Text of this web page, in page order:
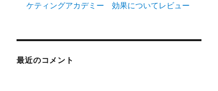
ケティングアカデミー 効果についてレビュー
最近のコメント